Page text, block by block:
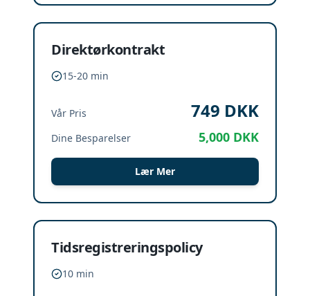
Direktørkontrakt
15-20 min
Vår Pris 749 DKK
Dine Besparelser 5,000 DKK
Lær Mer
Tidsregistreringspolicy
10 min